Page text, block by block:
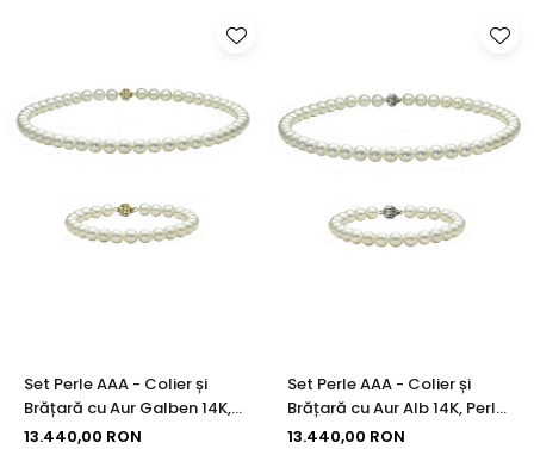
Set Perle AAA - Colier și
Brățară cu Aur Galben 14K,
Perle Naturale Akoya
13.440,00 RON
Set Perle AAA - Colier și
Brățară cu Aur Alb 14K, Perle
Naturale Akoya Japoneze
13.440,00 RON